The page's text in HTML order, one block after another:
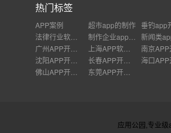
热门标签
APP案例 超市app的制作 垂钓app
海口APP
应用公园,专业